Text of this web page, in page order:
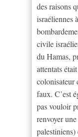
des raisons
israéliennes
civile
du Hamas,
attentats
colonisateur
faux. C’est
pas vouloir
renvoyer